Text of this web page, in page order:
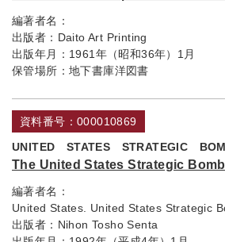
編著者名：
出版者： Daito Art Printing
出版年月： 1961年（昭和36年）1月
保管場所： 地下書庫洋図書
資料番号：000010869
UNITED STATES STRATEGIC
The United States Strategic
編著者名：
United States. United States Strategic
出版者： Nihon Tosho Senta